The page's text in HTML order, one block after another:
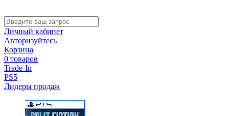
Личный кабинет
Авторизуйтесь
Корзина
0 товаров
Trade-In
PS5
Лидеры продаж